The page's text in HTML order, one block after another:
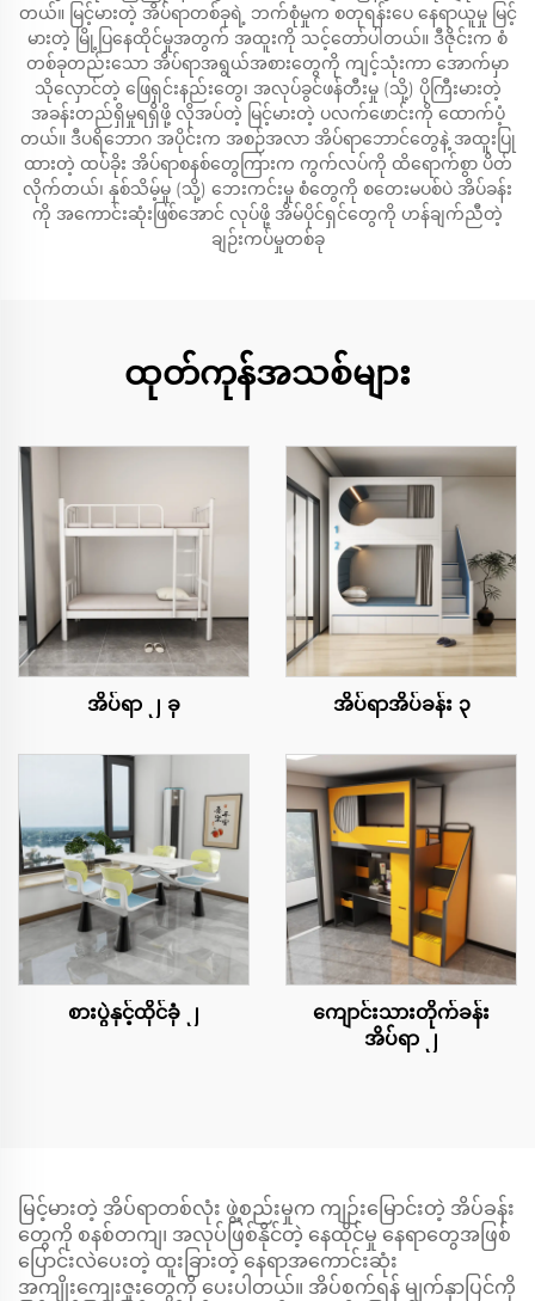
တယ်။ မြင့်မားတဲ့ အိပ်ရာတစ်ခုရဲ့ ဘက်စုံမှုက စတုရန်းပေ နေရာယူမှု မြင့်
မားတဲ့ မြို့ပြနေထိုင်မှုအတွက် အထူးကို သင့်တော်ပါတယ်။ ဒီဇိုင်းက စံ
တစ်ခုတည်းသော အိပ်ရာအရွယ်အစားတွေကို ကျင့်သုံးကာ အောက်မှာ
သိုလှောင်တဲ့ ဖြေရှင်းနည်းတွေ၊ အလုပ်ခွင်ဖန်တီးမှု (သို့) ပိုကြီးမားတဲ့
အခန်းတည်ရှိမှုရရှိဖို့ လိုအပ်တဲ့ မြင့်မားတဲ့ ပလက်ဖောင်းကို ထောက်ပံ့
တယ်။ ဒီပရိဘောဂ အပိုင်းက အစဉ်အလာ အိပ်ရာဘောင်တွေနဲ့ အထူးပြု
ထားတဲ့ ထပ်ခိုး အိပ်ရာစနစ်တွေကြားက ကွက်လပ်ကို ထိရောက်စွာ ပိတ်
လိုက်တယ်၊ နှစ်သိမ့်မှု (သို့) ဘေးကင်းမှု စံတွေကို စတေးမပစ်ပဲ အိပ်ခန်း
ကို အကောင်းဆုံးဖြစ်အောင် လုပ်ဖို့ အိမ်ပိုင်ရှင်တွေကို ဟန်ချက်ညီတဲ့
ချဉ်းကပ်မှုတစ်ခု
ထုတ်ကုန်အသစ်များ
အိပ်ရာ ၂ ခု အိပ်ရာအိပ်ခန်း ၃
စားပွဲနှင့်ထိုင်ခုံ ၂
ကျောင်းသားတိုက်ခန်း
အိပ်ရာ ၂
မြင့်မားတဲ့ အိပ်ရာတစ်လုံး ဖွဲ့စည်းမှုက ကျဉ်းမြောင်းတဲ့ အိပ်ခန်း
တွေကို စနစ်တကျ၊ အလုပ်ဖြစ်နိုင်တဲ့ နေထိုင်မှု နေရာတွေအဖြစ်
ပြောင်းလဲပေးတဲ့ ထူးခြားတဲ့ နေရာအကောင်းဆုံး
အကျိုးကျေးဇူးတွေကို ပေးပါတယ်။ အိပ်စက်ရန် မျက်နှာပြင်ကို